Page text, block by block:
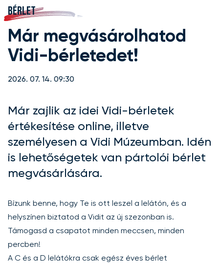
BÉRLET
Már megvásárolhatod
Vidi-bérletedet!
2026. 07. 14. 09:30
Már zajlik az idei Vidi-bérletek
értékesítése online, illetve
személyesen a Vidi Múzeumban. Idén
is lehetőségetek van pártolói bérlet
megvásárlására.
Bízunk benne, hogy Te is ott leszel a lelátón, és a
helyszínen biztatod a Vidit az új szezonban is.
Támogasd a csapatot minden meccsen, minden
percben!
A C és a D lelátókra csak egész éves bérlet